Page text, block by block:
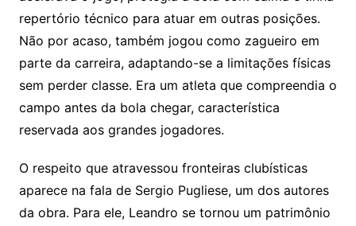
repertório técnico para atuar em outras posições.
Não por acaso, também jogou como zagueiro em
parte da carreira, adaptando-se a limitações físicas
sem perder classe. Era um atleta que compreendia o
campo antes da bola chegar, característica
reservada aos grandes jogadores.
O respeito que atravessou fronteiras clubísticas
aparece na fala de Sergio Pugliese, um dos autores
da obra. Para ele, Leandro se tornou um patrimônio